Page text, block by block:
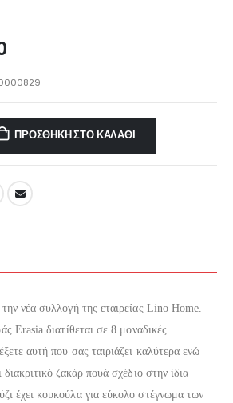
Η
τιμή
είναι:
€41.30.
ΠΡΟΣΘΉΚΗ ΣΤΟ ΚΑΛΆΘΙ
νέα συλλογή της εταιρείας Lino Home.
Erasia διατίθεται σε 8 μοναδικές
αυτή που σας ταιριάζει καλύτερα ενώ
διακριτικό ζακάρ πουά σχέδιο στην ίδια
έχει κουκούλα για εύκολο στέγνωμα των